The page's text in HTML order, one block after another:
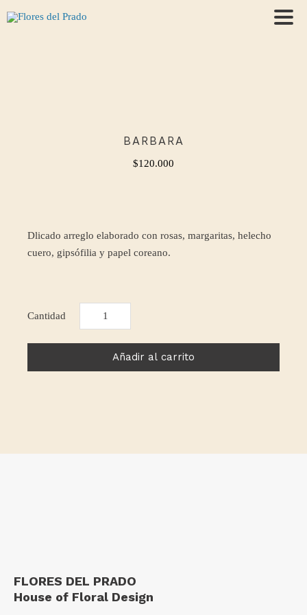
BARBARA
$120.000
Dlicado arreglo elaborado con rosas, margaritas, helecho
cuero, gipsófilia y papel coreano.
BARBARA
Añadir al carrito
FLORES DEL PRADO
House of Floral Design